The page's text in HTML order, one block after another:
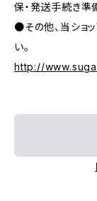
保・発送手続き準
●その他、当ショ
い。
http://